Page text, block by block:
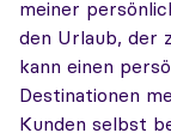
meiner
den Urlaub, der
kann einen
Destinationen
Kunden selbst